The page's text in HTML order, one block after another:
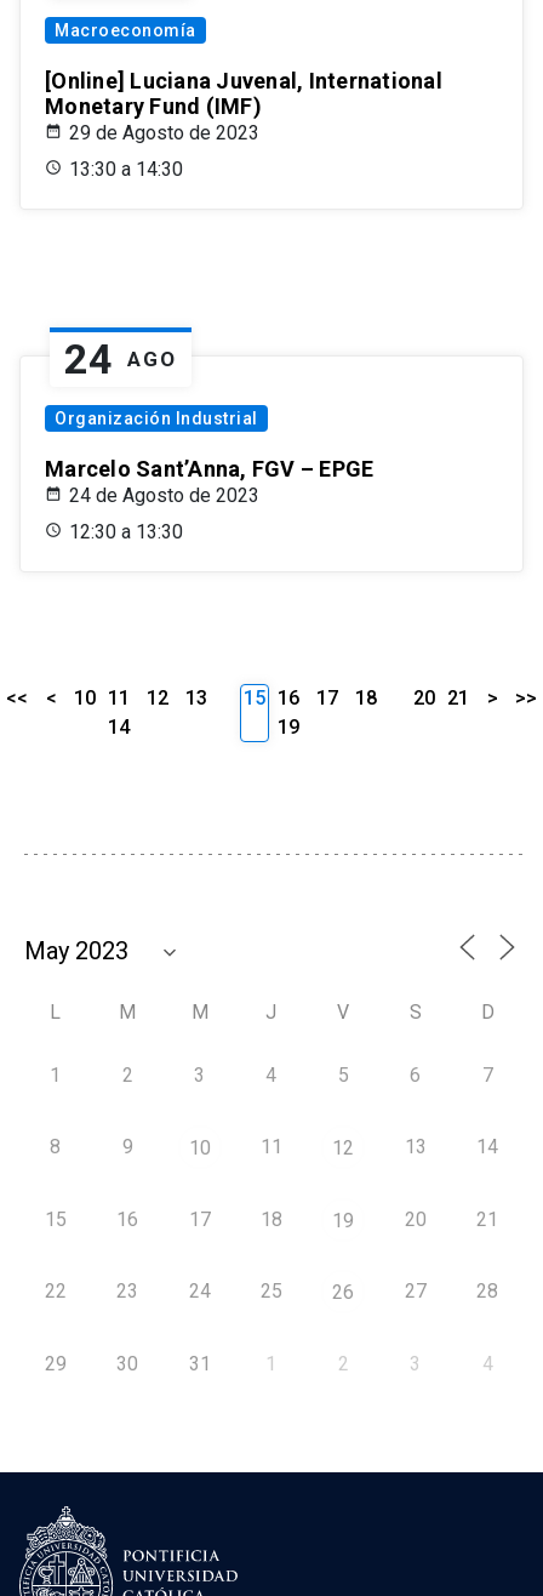
Macroeconomía
[Online] Luciana Juvenal, International
Monetary Fund (IMF)
29 de Agosto de 2023
13:30 a 14:30
24 AGO
Organización Industrial
Marcelo Sant’Anna, FGV – EPGE
24 de Agosto de 2023
12:30 a 13:30
<< < 10 11 12
13
14
15 16 17
18
19
20 21 > >>
L M M J V S D
1 2 3 4 5 6 7
8 9 10 11 12 13 14
15 16 17 18 19 20 21
22 23 24 25 26 27 28
29 30 31 1 2 3 4